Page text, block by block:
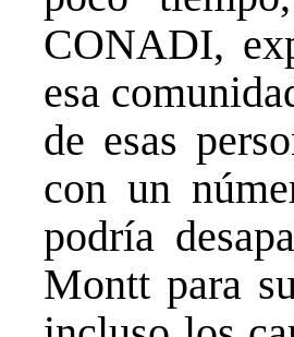
CONADI,
esa
de esas
con un
podría
Montt para